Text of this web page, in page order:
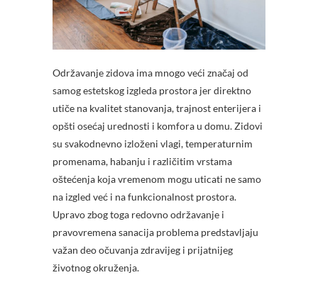
Održavanje zidova ima mnogo veći značaj od
samog estetskog izgleda prostora jer direktno
utiče na kvalitet stanovanja, trajnost enterijera i
opšti osećaj urednosti i komfora u domu. Zidovi
su svakodnevno izloženi vlagi, temperaturnim
promenama, habanju i različitim vrstama
oštećenja koja vremenom mogu uticati ne samo
na izgled već i na funkcionalnost prostora.
Upravo zbog toga redovno održavanje i
pravovremena sanacija problema predstavljaju
važan deo očuvanja zdravijeg i prijatnijeg
životnog okruženja.